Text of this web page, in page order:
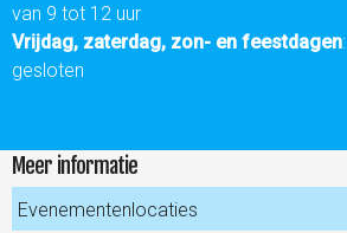
van 9 tot 12 uur
Vrijdag, zaterdag, zon- en feestdagen:
gesloten
Meer informatie
Evenementenlocaties